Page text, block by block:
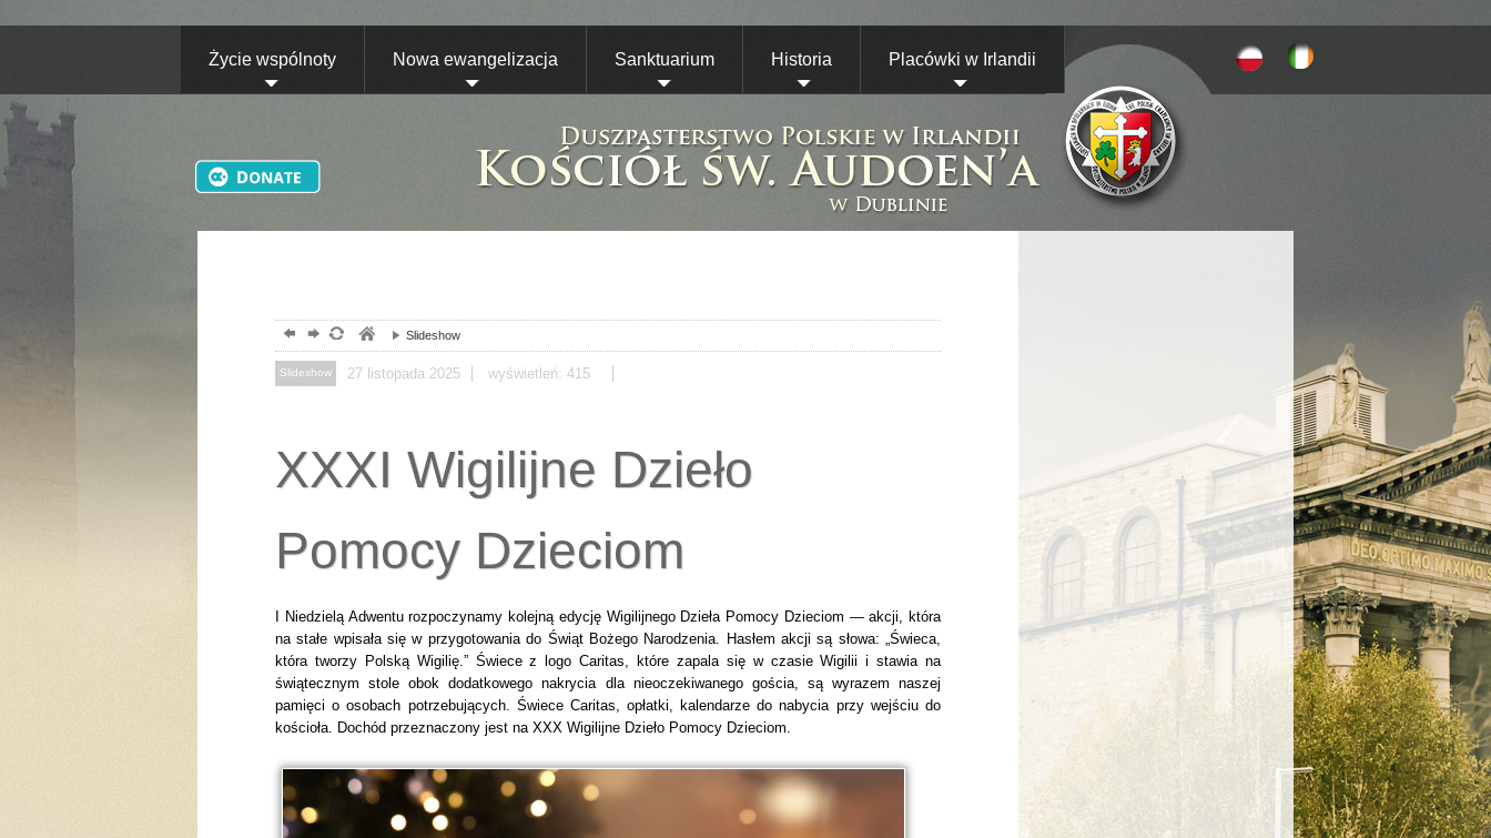
Życie wspólnoty Nowa ewangelizacja Sanktuarium Historia Placówki w Irlandii
Slideshow
Slideshow 27 listopada 2025 wyświetleń: 415
XXXI Wigilijne Dzieło
Pomocy Dzieciom
I Niedzielą Adwentu rozpoczynamy kolejną edycję Wigilijnego Dzieła Pomocy Dzieciom — akcji, która
na stałe wpisała się w przygotowania do Świąt Bożego Narodzenia. Hasłem akcji są słowa: „Świeca,
która tworzy Polską Wigilię.” Świece z logo Caritas, które zapala się w czasie Wigilii i stawia na
świątecznym stole obok dodatkowego nakrycia dla nieoczekiwanego gościa, są wyrazem naszej
pamięci o osobach potrzebujących. Świece Caritas, opłatki, kalendarze do nabycia przy wejściu do
kościoła. Dochód przeznaczony jest na XXX Wigilijne Dzieło Pomocy Dzieciom.